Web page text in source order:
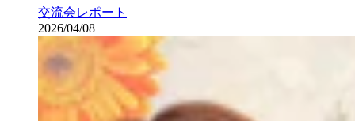
交流会レポート
2026/04/08